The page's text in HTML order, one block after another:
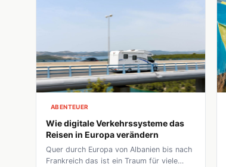
ABENTEUER
Wie digitale Verkehrssysteme das
Reisen in Europa verändern
Quer durch Europa von Albanien bis nach
Frankreich das ist ein Traum für viele